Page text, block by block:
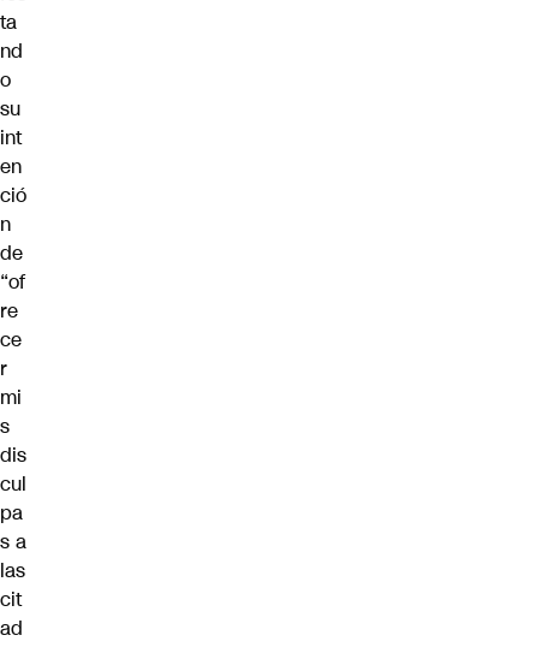
ta
nd
o
su
int
en
ció
n
de
“of
re
ce
r
mi
s
dis
cul
pa
s a
las
cit
ad